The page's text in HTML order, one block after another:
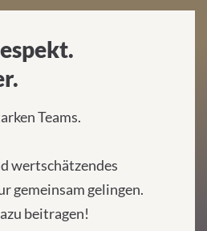
Teams.
wertschätzendes
gemeinsam gelingen.
beitragen!